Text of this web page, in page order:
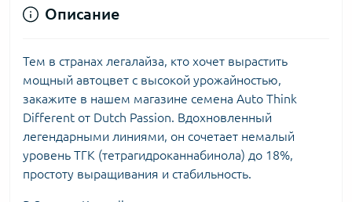
Описание
Тем в странах легалайза, кто хочет вырастить
мощный автоцвет с высокой урожайностью,
закажите в нашем магазине семена Auto Think
Different от Dutch Passion. Вдохновленный
легендарными линиями, он сочетает немалый
уровень ТГК (тетрагидроканнабинола) до 18%,
простоту выращивания и стабильность.